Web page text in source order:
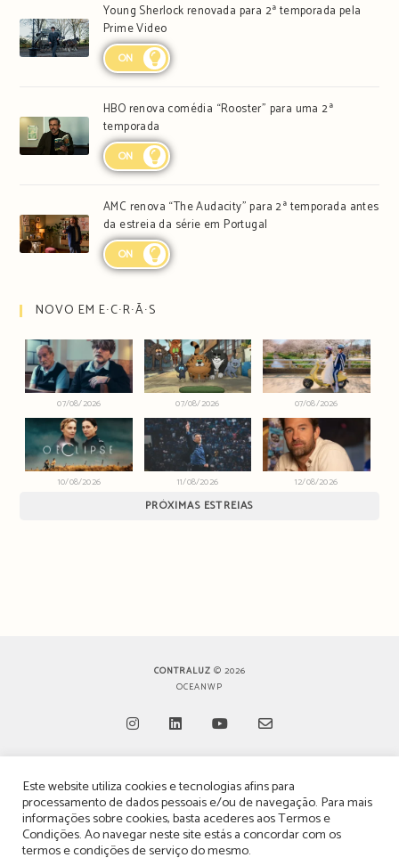
Young Sherlock renovada para 2ª temporada pela
Prime Video
ON
HBO renova comédia “Rooster” para uma 2ª
temporada
ON
AMC renova “The Audacity” para 2ª temporada antes
da estreia da série em Portugal
ON
NOVO EM E∙C∙R∙Ã∙S
07/08/2026 07/08/2026 07/08/2026
10/08/2026 11/08/2026 12/08/2026
PRÓXIMAS ESTREIAS
CONTRALUZ © 2026
OCEANWP
in
a
new
in
a
new
in
a
new
in
a
new
TERMOS, CONDIÇÕES & POLÍTICA DE PRIVACIDADE
ESTATUTO EDITORIAL
POLÍTICA DE PUBLICIDADE E ANÚNCIOS
Este website utiliza cookies e tecnologias afins para
processamento de dados pessoais e/ou de navegação. Para mais
informações sobre cookies, basta acederes aosTermos e
Condições. Ao navegar neste site estás a concordar com os
termos e condições de serviço do mesmo.